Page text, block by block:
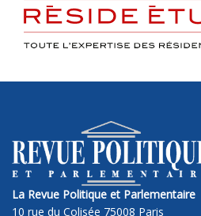
La Revue Politique et Parlementaire
10 rue du Colisée 75008 Paris